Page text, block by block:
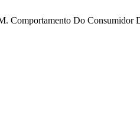
Comportamento Do Consumidor